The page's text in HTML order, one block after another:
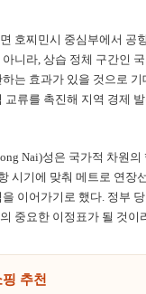
호찌민시 중심부에서 공
니라, 상습 정체 구간인
는 효과가 있을 것으로
교류를 촉진해 지역 경제
Nai)성은 국가적 차원의
시기에 맞춰 메트로 연장
이어가기로 했다. 정부
중요한 이정표가 될 것이
추천